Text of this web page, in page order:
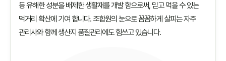
등 유해한 성분을 배제한 생활재를 개발 함으로써, 믿고 먹을 수 있는
먹거리 확산에 기여 합니다. 조합원의 눈으로 꼼꼼하게 살피는 자주
관리사와 함께 생산지 품질관리에도 힘쓰고 있습니다.